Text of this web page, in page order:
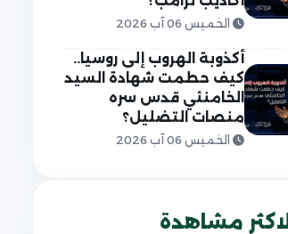
الخميس 06 آب 2026
أكذوبة الهروب إلى روسيا..
كيف حطمت شهادة السيد
الخامنئي قدس سره
منصات التضليل؟
الخميس 06 آب 2026
الاكثر مشاهدة